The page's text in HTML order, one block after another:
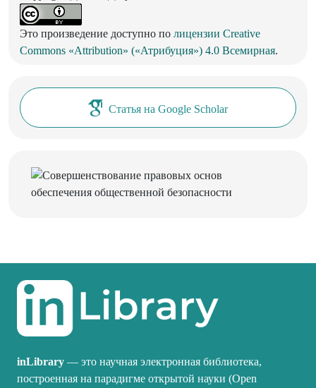
Это произведение доступно по лицензии Creative
Commons «Attribution» («Атрибуция») 4.0 Всемирная.
Статья на Google Scholar
inLibrary — это научная электронная библиотека,
построенная на парадигме открытой науки (Open